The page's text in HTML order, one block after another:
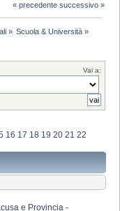
« precedente successivo »
» Scuola & Università»
Vai a:
16 17 18 19 20 21 22
e Provincia -